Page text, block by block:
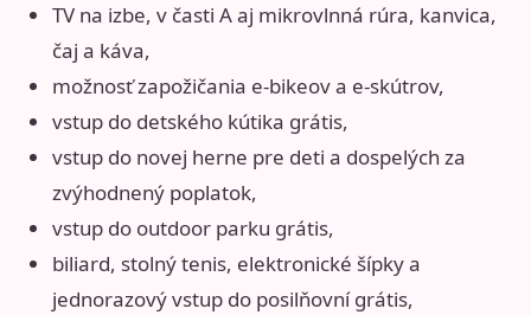
TV na izbe, v časti A aj mikrovlnná rúra, kanvica,
čaj a káva,
možnosť zapožičania e-bikeov a e-skútrov,
vstup do detského kútika grátis,
vstup do novej herne pre deti a dospelých za
zvýhodnený poplatok,
vstup do outdoor parku grátis,
biliard, stolný tenis, elektronické šípky a
jednorazový vstup do posilňovní grátis,